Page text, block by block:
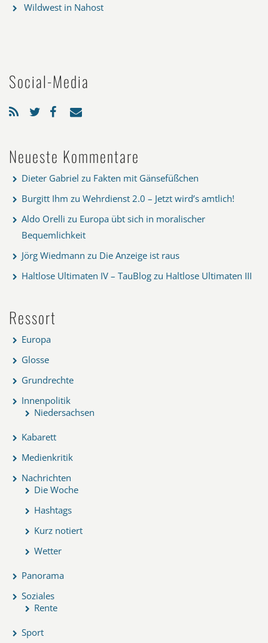
Wildwest in Nahost
Social-Media
Neueste Kommentare
Dieter Gabriel zu Fakten mit Gänsefüßchen
Burgitt Ihm zu Wehrdienst 2.0 – Jetzt wird’s amtlich!
Aldo Orelli zu Europa übt sich in moralischer
Bequemlichkeit
Jörg Wiedmann zu Die Anzeige ist raus
Haltlose Ultimaten IV – TauBlog zu Haltlose Ultimaten III
Ressort
Europa
Glosse
Grundrechte
Innenpolitik
Niedersachsen
Kabarett
Medienkritik
Nachrichten
Die Woche
Hashtags
Kurz notiert
Wetter
Panorama
Soziales
Rente
Sport